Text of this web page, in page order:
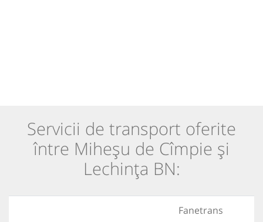
Servicii de transport oferite
între Miheșu de Cîmpie și
Lechința BN:
Fanetrans